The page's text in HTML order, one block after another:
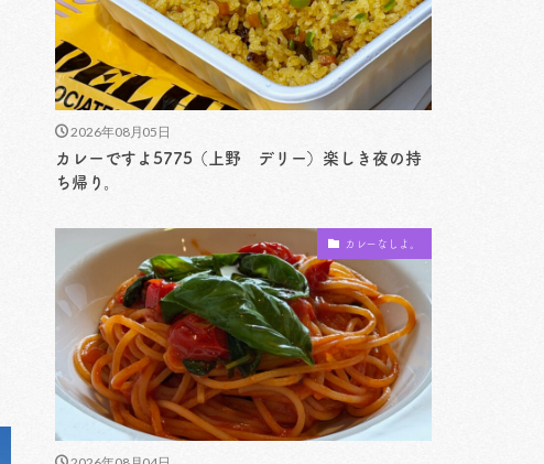
2026年08月05日
カレーですよ5775（上野 デリー）楽しき夜の持
ち帰り。
カレーなしよ。
2026年08月04日